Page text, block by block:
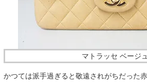
マトラッセ ベージュ
かつては派手過ぎると敬遠されがちだった